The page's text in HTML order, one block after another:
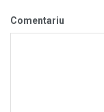
Comentariu